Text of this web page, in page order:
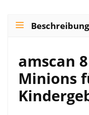
Beschreibung
amscan
Minions